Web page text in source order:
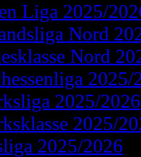
Liga 2025/
Nord
Nord
2025/
2025/2026
2025/
2025/2026